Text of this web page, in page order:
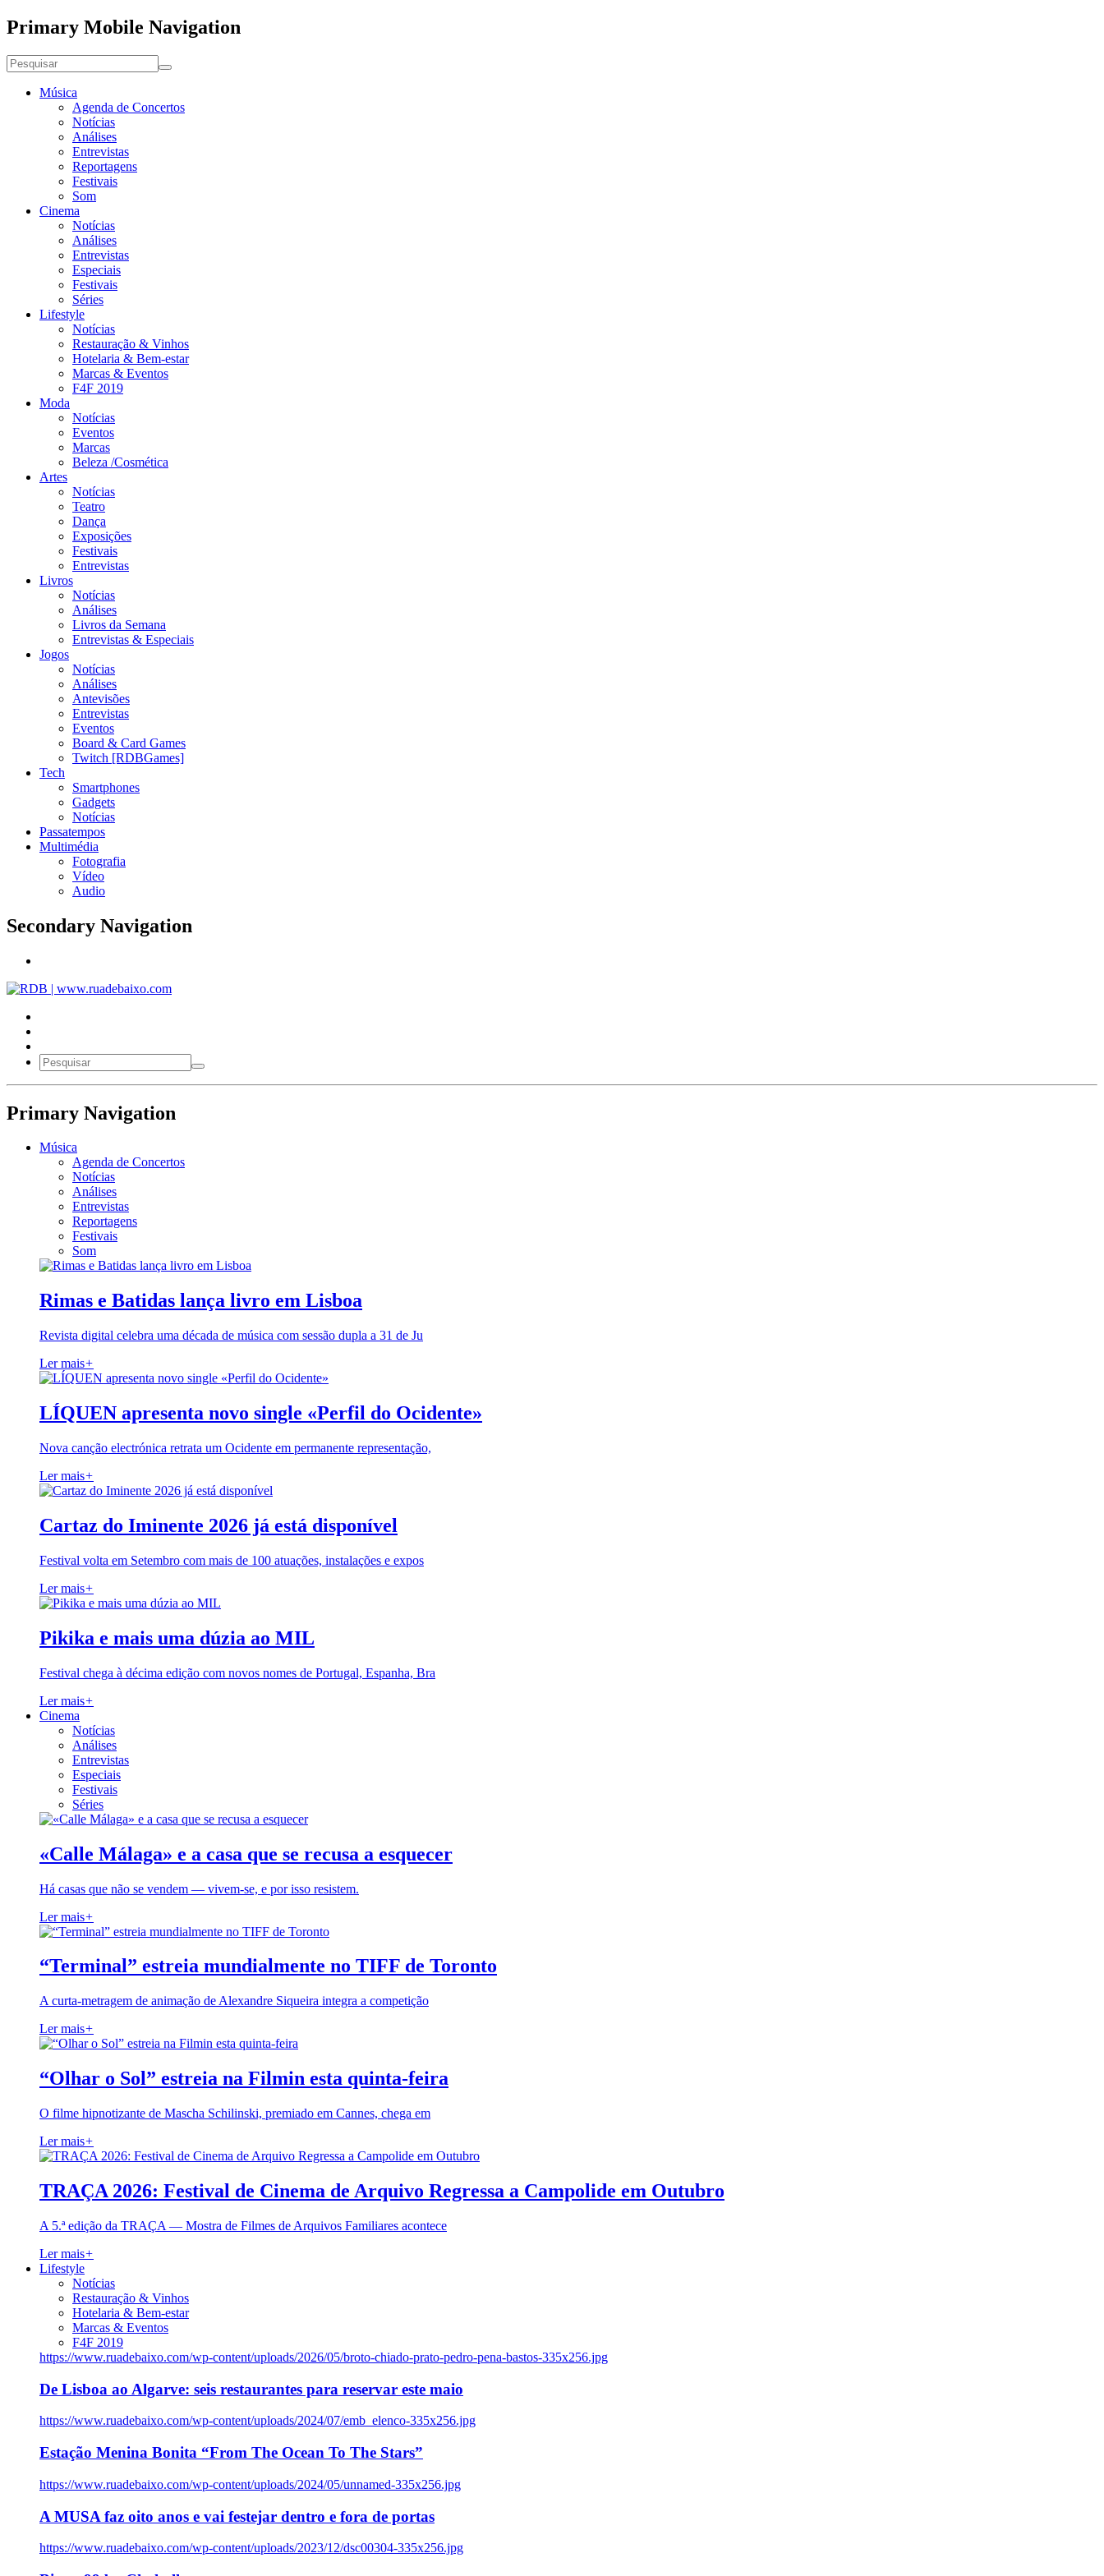
Primary Mobile Navigation
Música
Agenda de Concertos
Notícias
Análises
Entrevistas
Reportagens
Festivais
Som
Cinema
Notícias
Análises
Entrevistas
Especiais
Festivais
Séries
Lifestyle
Notícias
Restauração & Vinhos
Hotelaria & Bem-estar
Marcas & Eventos
F4F 2019
Moda
Notícias
Eventos
Marcas
Beleza /Cosmética
Artes
Notícias
Teatro
Dança
Exposições
Festivais
Entrevistas
Livros
Notícias
Análises
Livros da Semana
Entrevistas & Especiais
Jogos
Notícias
Análises
Antevisões
Entrevistas
Eventos
Board & Card Games
Twitch [RDBGames]
Tech
Smartphones
Gadgets
Notícias
Passatempos
Multimédia
Fotografia
Vídeo
Audio
Secondary Navigation
Primary Navigation
Música
Agenda de Concertos
Notícias
Análises
Entrevistas
Reportagens
Festivais
Som
Rimas e Batidas lança livro em Lisboa
Revista digital celebra uma década de música com sessão dupla a 31 de Ju
Ler mais+
LÍQUEN apresenta novo single «Perfil do Ocidente»
Nova canção electrónica retrata um Ocidente em permanente representação,
Ler mais+
Cartaz do Iminente 2026 já está disponível
Festival volta em Setembro com mais de 100 atuações, instalações e expos
Ler mais+
Pikika e mais uma dúzia ao MIL
Festival chega à décima edição com novos nomes de Portugal, Espanha, Bra
Ler mais+
Cinema
Notícias
Análises
Entrevistas
Especiais
Festivais
Séries
«Calle Málaga» e a casa que se recusa a esquecer
Há casas que não se vendem — vivem-se, e por isso resistem.
Ler mais+
“Terminal” estreia mundialmente no TIFF de Toronto
A curta-metragem de animação de Alexandre Siqueira integra a competição
Ler mais+
“Olhar o Sol” estreia na Filmin esta quinta-feira
O filme hipnotizante de Mascha Schilinski, premiado em Cannes, chega em
Ler mais+
TRAÇA 2026: Festival de Cinema de Arquivo Regressa a Campolide em Outubro
A 5.ª edição da TRAÇA — Mostra de Filmes de Arquivos Familiares acontece
Ler mais+
Lifestyle
Notícias
Restauração & Vinhos
Hotelaria & Bem-estar
Marcas & Eventos
F4F 2019
https://www.ruadebaixo.com/wp-content/uploads/2026/05/broto-chiado-prato-pedro-pena-bastos-335x256.jpg
De Lisboa ao Algarve: seis restaurantes para reservar este maio
https://www.ruadebaixo.com/wp-content/uploads/2024/07/emb_elenco-335x256.jpg
Estação Menina Bonita “From The Ocean To The Stars”
https://www.ruadebaixo.com/wp-content/uploads/2024/05/unnamed-335x256.jpg
A MUSA faz oito anos e vai festejar dentro e fora de portas
https://www.ruadebaixo.com/wp-content/uploads/2023/12/dsc00304-335x256.jpg